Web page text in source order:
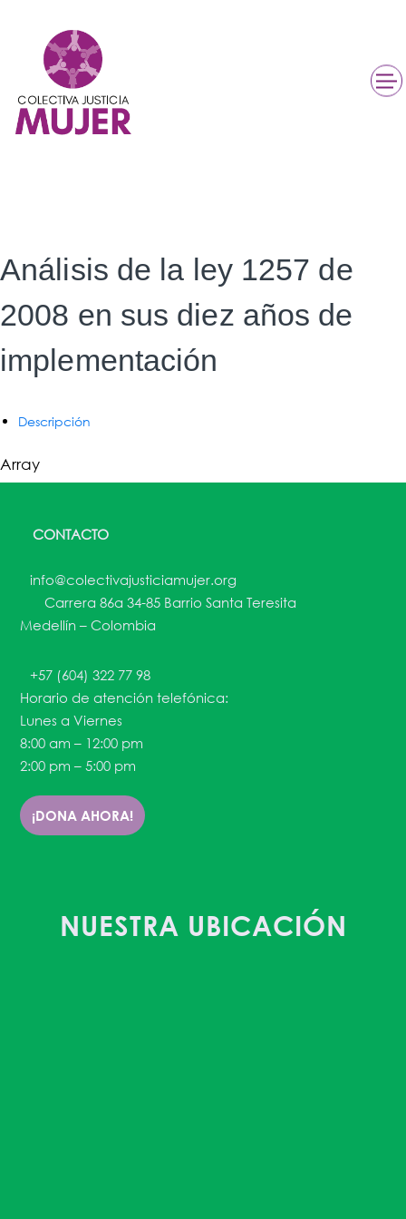
Análisis de la ley 1257 de
2008 en sus diez años de
implementación
Descripción
Array
CONTACTO
info@colectivajusticiamujer.org
Carrera 86a 34-85 Barrio Santa Teresita
Medellín – Colombia
+57 (604) 322 77 98
Horario de atención telefónica:
Lunes a Viernes
8:00 am – 12:00 pm
2:00 pm – 5:00 pm
¡DONA AHORA!
NUESTRA UBICACIÓN